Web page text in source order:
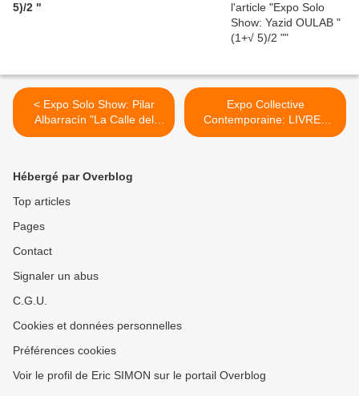
5)/2 "
< Expo Solo Show: Pilar
Albarracín "La Calle del
Infierno"
Expo Collective
Contemporaine: LIVRES
UNIKS >
Hébergé par Overblog
Top articles
Pages
Contact
Signaler un abus
C.G.U.
Cookies et données personnelles
Préférences cookies
Voir le profil de Eric SIMON sur le portail Overblog